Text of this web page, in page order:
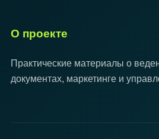
О проекте
Практические материалы о
документах, маркетинге и